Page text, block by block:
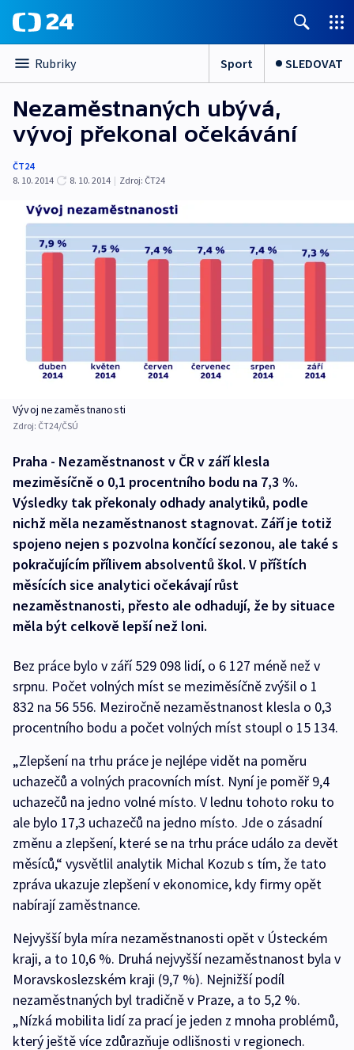
Rubriky Sport SLEDOVAT
Nezaměstnaných ubývá,
vývoj překonal očekávání
ČT24
8. 10. 2014
8. 10. 2014 | Zdroj: ČT24
Vývoj nezaměstnanosti
Zdroj: ČT24/ČSÚ
Praha - Nezaměstnanost v ČR v září klesla
meziměsíčně o 0,1 procentního bodu na 7,3 %.
Výsledky tak překonaly odhady analytiků, podle
nichž měla nezaměstnanost stagnovat. Září je totiž
spojeno nejen s pozvolna končící sezonou, ale také s
pokračujícím přílivem absolventů škol. V příštích
měsících sice analytici očekávají růst
nezaměstnanosti, přesto ale odhadují, že by situace
měla být celkově lepší než loni.
Bez práce bylo v září 529 098 lidí, o 6 127 méně než v
srpnu. Počet volných míst se meziměsíčně zvýšil o 1
832 na 56 556. Meziročně nezaměstnanost klesla o 0,3
procentního bodu a počet volných míst stoupl o 15 134.
„Zlepšení na trhu práce je nejlépe vidět na poměru
uchazečů a volných pracovních míst. Nyní je poměř 9,4
uchazečů na jedno volné místo. V lednu tohoto roku to
ale bylo 17,3 uchazečů na jedno místo. Jde o zásadní
změnu a zlepšení, které se na trhu práce událo za devět
měsíců,“ vysvětlil analytik Michal Kozub s tím, že tato
zpráva ukazuje zlepšení v ekonomice, kdy firmy opět
nabírají zaměstnance.
Nejvyšší byla míra nezaměstnanosti opět v Ústeckém
kraji, a to 10,6 %. Druhá nejvyšší nezaměstnanost byla v
Moravskoslezském kraji (9,7 %). Nejnižší podíl
nezaměstnaných byl tradičně v Praze, a to 5,2 %.
„Nízká mobilita lidí za prací je jeden z mnoha problémů,
který ještě více zdůrazňuje odlišnosti v regionech.